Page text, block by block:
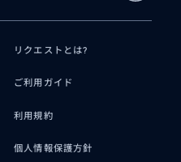
リクエストとは?
ご利用ガイド
利用規約
個人情報保護方針